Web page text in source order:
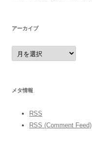
アーカイブ
ア
ー
カ
メタ情報
RSS
RSS (Comment Feed)